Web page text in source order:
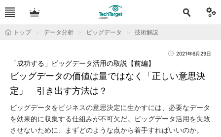
トップ データ分析 ビッグデータ 技術解説
2021年6月29日
ビッグデータの価値は量ではなく「正しい意思決
定」 引き出す方法は？
「成功する」ビッグデータ活用の取説【前編】
ビッグデータをビジネスの意思決定に生かすには、必要なデータ
を効果的に収集する仕組みが不可欠だ。ビッグデータ活用を失敗
させないために、まずどのような点から着手すればいいのか。